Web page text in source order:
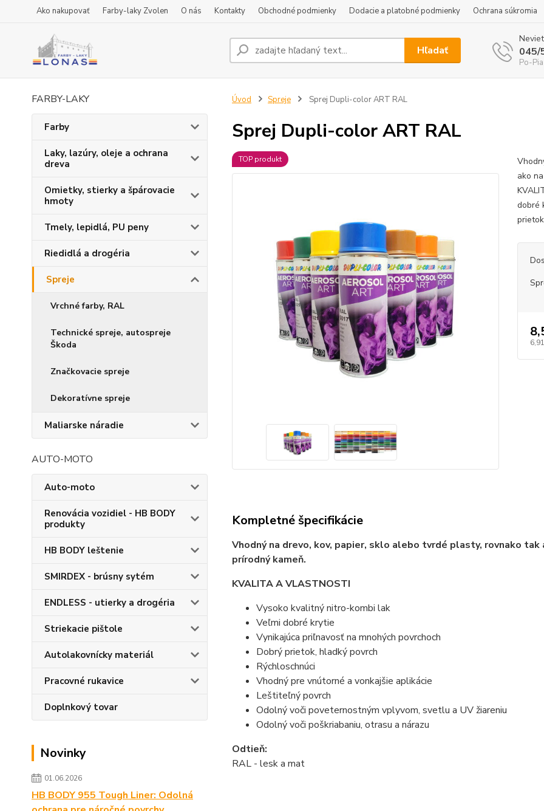
Ako nakupovať Farby-laky Zvolen O nás Kontakty Obchodné podmienky Dodacie a platobné podmienky Ochrana súkromia
Hľadať 045/
Po-
FARBY-LAKY
Farby
Laky, lazúry, oleje a ochrana
dreva
Omietky, stierky a špárovacie
hmoty
Tmely, lepidlá, PU peny
Riedidlá a drogéria
Spreje
Vrchné farby, RAL
Technické spreje, autospreje
Škoda
Značkovacie spreje
Dekoratívne spreje
Maliarske náradie
AUTO-MOTO
Auto-moto
Renovácia vozidiel - HB BODY
produkty
HB BODY leštenie
SMIRDEX - brúsny sytém
ENDLESS - utierky a drogéria
Striekacie pištole
Autolakovnícky materiál
Pracovné rukavice
Doplnkový tovar
Novinky
01.06.2026
HB BODY 955 Tough Liner: Odolná
Úvod Spreje Sprej Dupli-color ART RAL
Sprej Dupli-color ART RAL
TOP produkt
ako
dobré
Kompletné špecifikácie
Vhodný na drevo, kov, papier, sklo alebo tvrdé plasty, rovnako
prírodný kameň.
KVALITA A VLASTNOSTI
Vysoko kvalitný nitro-kombi lak
Veľmi dobré krytie
Vynikajúca priľnavosť na mnohých povrchoch
Dobrý prietok, hladký povrch
Rýchloschnúci
Vhodný pre vnútorné a vonkajšie aplikácie
Leštiteľný povrch
Odolný voči poveternostným vplyvom, svetlu a UV žiareniu
Odolný voči poškriabaniu, otrasu a nárazu
Odtieň:
RAL - lesk a mat